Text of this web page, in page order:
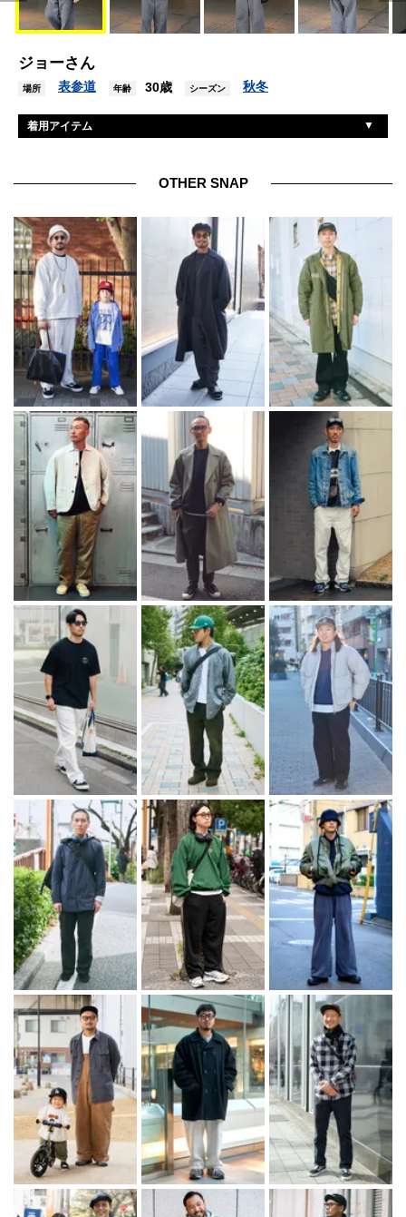
ジョーさん
場所 表参道 年齢 30歳 シーズン 秋冬
着用アイテム
シューズ パラブーツ
帽子 ザファクトリーメイド
眼鏡 金子眼鏡
リング アンチドートバイヤーズクラブ
リング2 ジェロクリスト
OTHER SNAP